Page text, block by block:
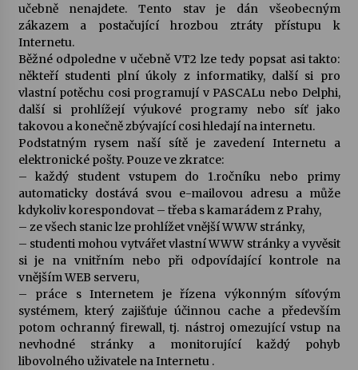
učebně nenajdete. Tento stav je dán všeobecným
zákazem a postačující hrozbou ztráty přístupu k
Internetu.
Běžné odpoledne v učebně VT2 lze tedy popsat asi takto:
někteří studenti plní úkoly z informatiky, další si pro
vlastní potěchu cosi programují v PASCALu nebo Delphi,
další si prohlížejí výukové programy nebo síť jako
takovou a konečně zbývající cosi hledají na internetu.
Podstatným rysem naší sítě je zavedení Internetu a
elektronické pošty. Pouze ve zkratce:
– každý student vstupem do 1.ročníku nebo primy
automaticky dostává svou e-mailovou adresu a může
kdykoliv korespondovat – třeba s kamarádem z Prahy,
– ze všech stanic lze prohlížet vnější WWW stránky,
– studenti mohou vytvářet vlastní WWW stránky a vyvěsit
si je na vnitřním nebo při odpovídající kontrole na
vnějším WEB serveru,
– práce s Internetem je řízena výkonným síťovým
systémem, který zajišťuje účinnou cache a především
potom ochranný firewall, tj. nástroj omezující vstup na
nevhodné stránky a monitorující každý pohyb
libovolného uživatele na Internetu .